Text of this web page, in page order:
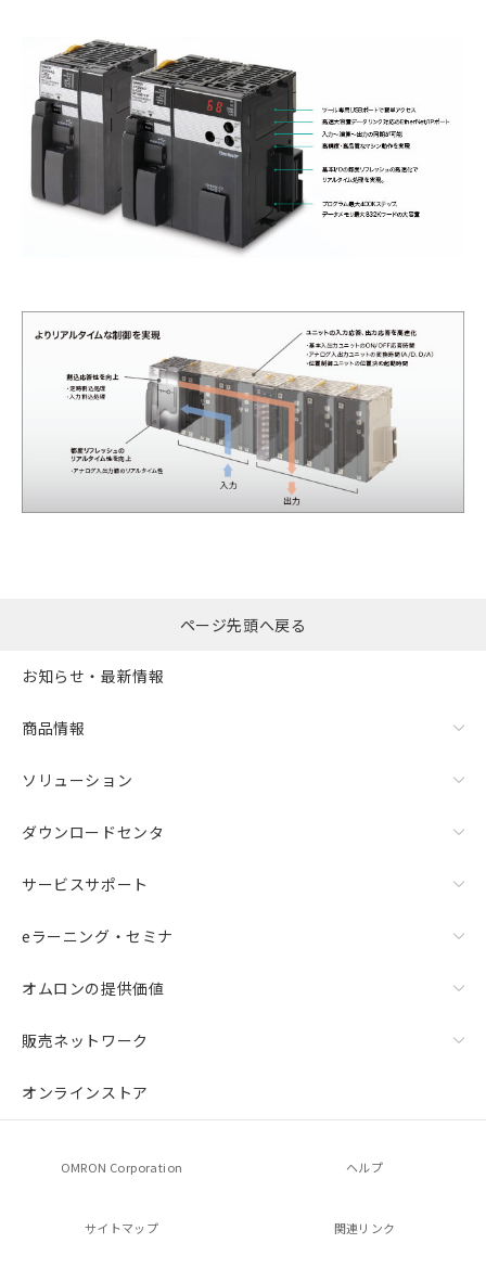
ページ先頭へ戻る
お知らせ・最新情報
商品情報
ソリューション
ダウンロードセンタ
サービスサポート
eラーニング・セミナ
オムロンの提供価値
販売ネットワーク
オンラインストア
OMRON Corporation ヘルプ
サイトマップ 関連リンク